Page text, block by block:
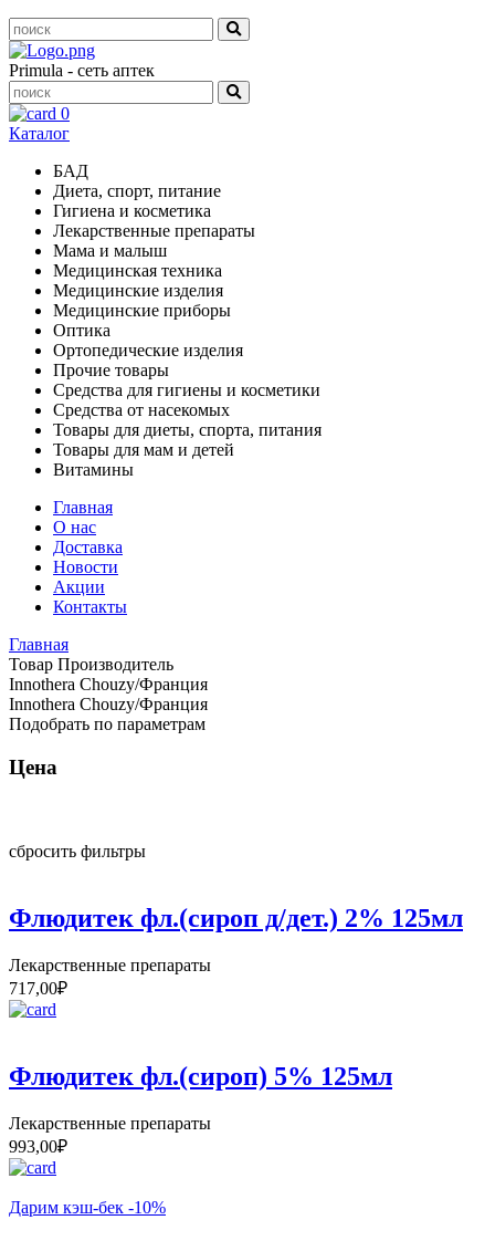
Primula - сеть аптек
0
Каталог
БАД
Диета, спорт, питание
Гигиена и косметика
Лекарственные препараты
Мама и малыш
Медицинская техника
Медицинские изделия
Медицинские приборы
Оптика
Ортопедические изделия
Прочие товары
Средства для гигиены и косметики
Средства от насекомых
Товары для диеты, спорта, питания
Товары для мам и детей
Витамины
Главная
О нас
Доставка
Новости
Акции
Контакты
Главная
Товар Производитель
Innothera Chouzy/Франция
Innothera Chouzy/Франция
Подобрать по параметрам
Цена
сбросить фильтры
Флюдитек фл.(сироп д/дет.) 2% 125мл
Лекарственные препараты
717,00₽
Флюдитек фл.(сироп) 5% 125мл
Лекарственные препараты
993,00₽
Дарим кэш-бек -10%